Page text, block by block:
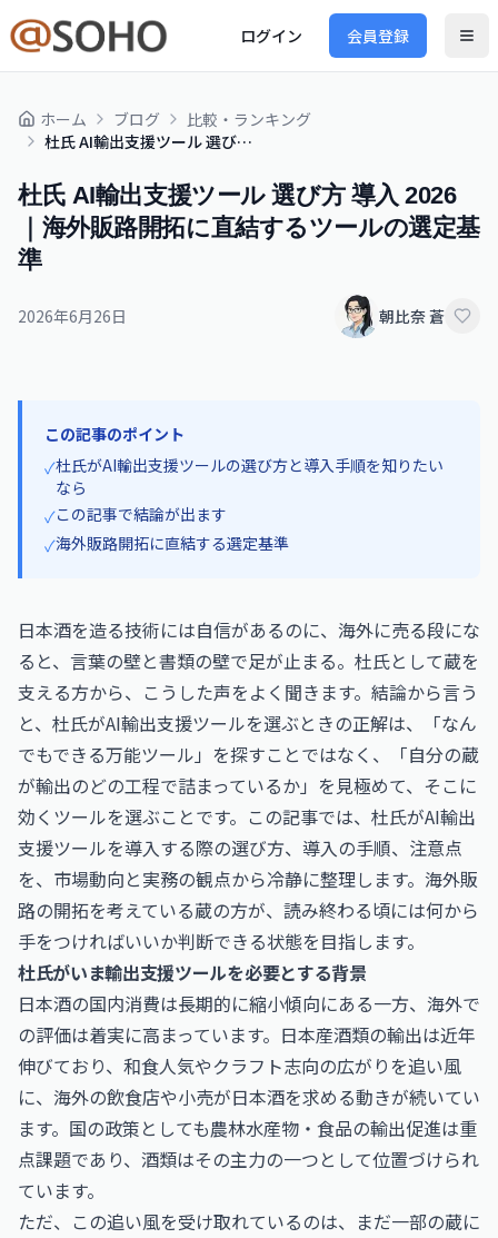
ログイン 会員登録
ホーム ブログ
比較・ランキング
杜氏 AI輸出支援ツール 選び方 導入 2026｜海外販路開拓に直結するツールの選定基準
杜氏 AI輸出支援ツール 選び方 導入 2026
｜海外販路開拓に直結するツールの選定基
準
2026年6月26日 朝比奈 蒼
この記事のポイント
✓杜氏がAI輸出支援ツールの選び方と導入手順を知りたい
なら
✓この記事で結論が出ます
✓海外販路開拓に直結する選定基準
日本酒を造る技術には自信があるのに、海外に売る段にな
ると、言葉の壁と書類の壁で足が止まる。杜氏として蔵を
支える方から、こうした声をよく聞きます。結論から言う
と、杜氏がAI輸出支援ツールを選ぶときの正解は、「なん
でもできる万能ツール」を探すことではなく、「自分の蔵
が輸出のどの工程で詰まっているか」を見極めて、そこに
効くツールを選ぶことです。この記事では、杜氏がAI輸出
支援ツールを導入する際の選び方、導入の手順、注意点
を、市場動向と実務の観点から冷静に整理します。海外販
路の開拓を考えている蔵の方が、読み終わる頃には何から
手をつければいいか判断できる状態を目指します。
杜氏がいま輸出支援ツールを必要とする背景
日本酒の国内消費は長期的に縮小傾向にある一方、海外で
の評価は着実に高まっています。日本産酒類の輸出は近年
伸びており、和食人気やクラフト志向の広がりを追い風
に、海外の飲食店や小売が日本酒を求める動きが続いてい
ます。国の政策としても農林水産物・食品の輸出促進は重
点課題であり、酒類はその主力の一つとして位置づけられ
ています。
ただ、この追い風を受け取れているのは、まだ一部の蔵に